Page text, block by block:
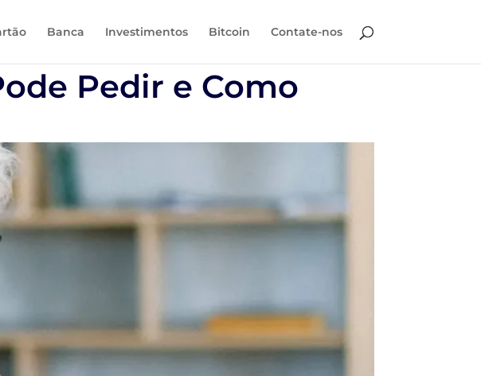
Banca Investimentos Bitcoin Contate-nos
Pedir e Como